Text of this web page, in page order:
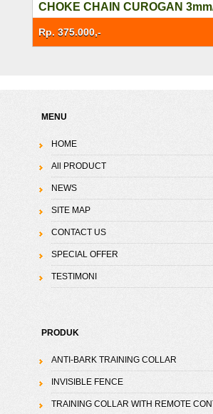
Rp. 375.000,-
CHOKE CHAIN CUROGAN
MENU
HOME
All PRODUCT
NEWS
SITE MAP
CONTACT US
SPECIAL OFFER
TESTIMONI
PRODUK
ANTI-BARK TRAINING COLLAR
INVISIBLE FENCE
TRAINING COLLAR WITH REMOTE